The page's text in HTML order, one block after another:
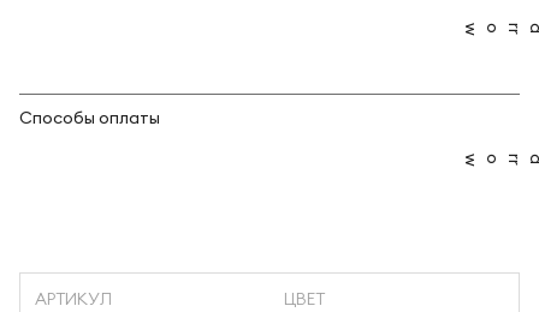
Способы оплаты
АРТИКУЛ ЦВЕТ